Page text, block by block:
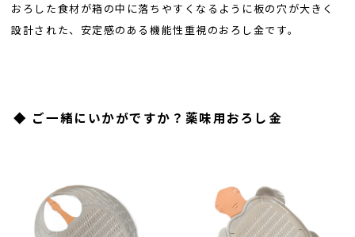
おろした食材が箱の中に落ちやすくなるように板の穴が大きく
設計された、安定感のある機能性重視のおろし金です。
◆ ご一緒にいかがですか？薬味用おろし金